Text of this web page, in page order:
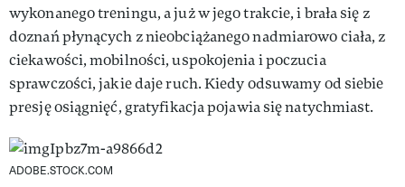
wykonanego treningu, a już w jego trakcie, i brała się z
doznań płynących z nieobciążanego nadmiarowo ciała, z
ciekawości, mobilności, uspokojenia i poczucia
sprawczości, jakie daje ruch. Kiedy odsuwamy od siebie
presję osiągnięć, gratyfikacja pojawia się natychmiast.
ADOBE.STOCK.COM